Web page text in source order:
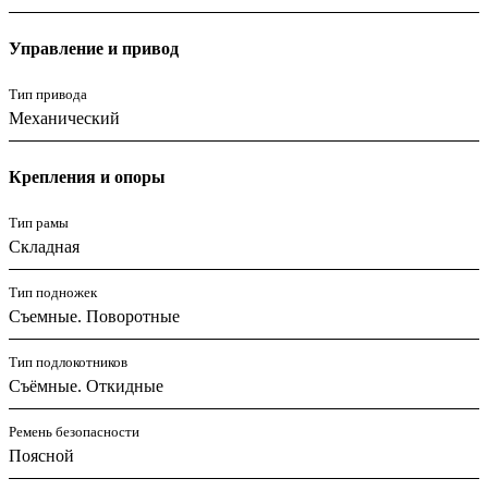
Управление и привод
Тип привода
Механический
Крепления и опоры
Тип рамы
Складная
Тип подножек
Съемные. Поворотные
Тип подлокотников
Съёмные. Откидные
Ремень безопасности
Поясной